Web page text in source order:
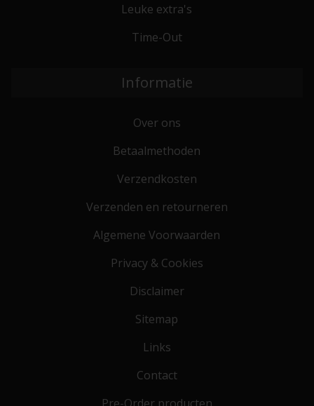
Leuke extra's
Time-Out
Informatie
Over ons
Betaalmethoden
Verzendkosten
Verzenden en retourneren
Algemene Voorwaarden
Privacy & Cookies
Disclaimer
Sitemap
Links
Contact